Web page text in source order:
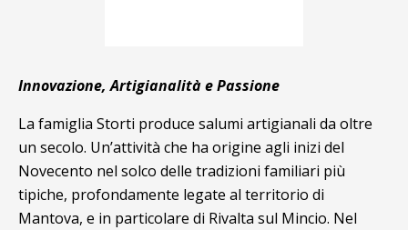
Innovazione, Artigianalità e Passione
La famiglia Storti produce salumi artigianali da oltre
un secolo. Un’attività che ha origine agli inizi del
Novecento nel solco delle tradizioni familiari più
tipiche, profondamente legate al territorio di
Mantova, e in particolare di Rivalta sul Mincio. Nel